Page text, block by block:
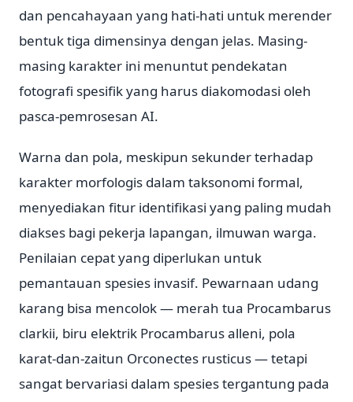
dan pencahayaan yang hati-hati untuk merender
bentuk tiga dimensinya dengan jelas. Masing-
masing karakter ini menuntut pendekatan
fotografi spesifik yang harus diakomodasi oleh
pasca-pemrosesan AI.
Warna dan pola, meskipun sekunder terhadap
karakter morfologis dalam taksonomi formal,
menyediakan fitur identifikasi yang paling mudah
diakses bagi pekerja lapangan, ilmuwan warga.
Penilaian cepat yang diperlukan untuk
pemantauan spesies invasif. Pewarnaan udang
karang bisa mencolok — merah tua Procambarus
clarkii, biru elektrik Procambarus alleni, pola
karat-dan-zaitun Orconectes rusticus — tetapi
sangat bervariasi dalam spesies tergantung pada